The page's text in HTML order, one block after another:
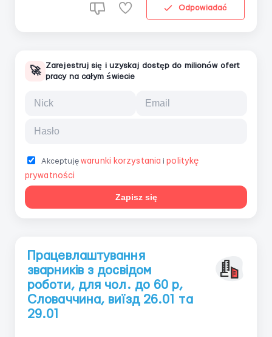
Odpowiadać
🚀
Zarejestruj się i uzyskaj dostęp do milionów ofert
pracy na całym świecie
Akceptujęwarunki korzystania i politykę
prywatności
Zapisz się
Працевлаштування
зварників з досвідом
роботи, для чол. до 60 р,
Словаччина, виїзд 26.01 та
29.01